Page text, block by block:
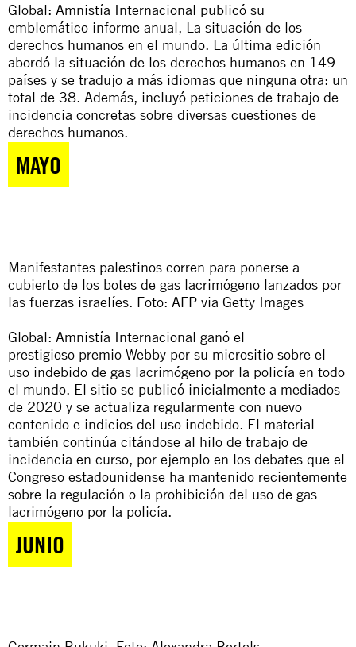
Global: Amnistía Internacional publicó su
emblemático informe anual, La situación de los
derechos humanos en el mundo. La última edición
abordó la situación de los derechos humanos en 149
países y se tradujo a más idiomas que ninguna otra: un
total de 38. Además, incluyó peticiones de trabajo de
incidencia concretas sobre diversas cuestiones de
derechos humanos.
MAYO
Manifestantes palestinos corren para ponerse a
cubierto de los botes de gas lacrimógeno lanzados por
las fuerzas israelíes. Foto: AFP via Getty Images
Global: Amnistía Internacional ganó el
prestigioso premio Webby por su micrositio sobre el
uso indebido de gas lacrimógeno por la policía en todo
el mundo. El sitio se publicó inicialmente a mediados
de 2020 y se actualiza regularmente con nuevo
contenido e indicios del uso indebido. El material
también continúa citándose al hilo de trabajo de
incidencia en curso, por ejemplo en los debates que el
Congreso estadounidense ha mantenido recientemente
sobre la regulación o la prohibición del uso de gas
lacrimógeno por la policía.
JUNIO